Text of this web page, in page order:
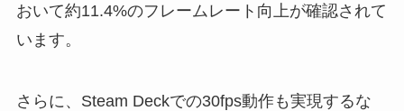
おいて約11.4%のフレームレート向上が確認されて
います。
さらに、Steam Deckでの30fps動作も実現するな